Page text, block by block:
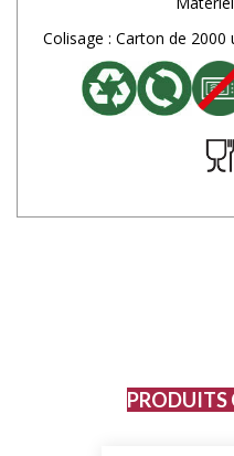
Colisage : Carton de
PRODUITS